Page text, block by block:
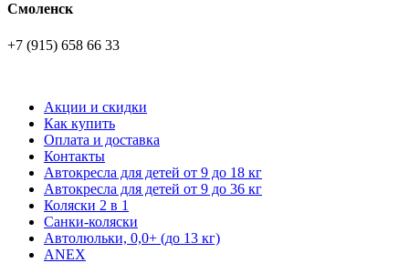
Смоленск
+7 (915) 658 66 33
Акции и скидки
Как купить
Оплата и доставка
Контакты
Автокресла для детей от 9 до 18 кг
Автокресла для детей от 9 до 36 кг
Коляски 2 в 1
Санки-коляски
Автолюльки, 0,0+ (до 13 кг)
ANEX